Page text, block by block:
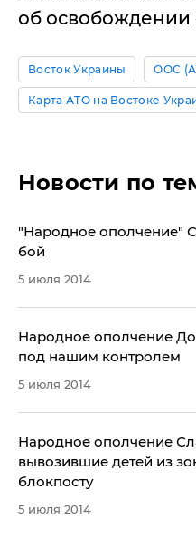
об освобождении
Восток Украины ООС
Карта АТО на Востоке
Новости по
"Народное ополчение"
бой
5 июля 2014
Народное ополчение
под нашим контролем
5 июля 2014
​Народное ополчение
вывозившие детей из
блокпосту
5 июля 2014